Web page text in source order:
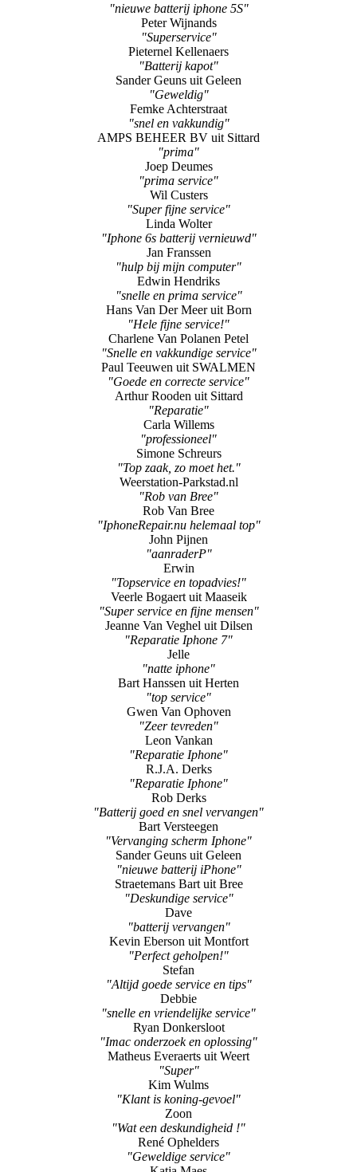
"nieuwe batterij iphone 5S"
Peter Wijnands
"Superservice"
Pieternel Kellenaers
"Batterij kapot"
Sander Geuns uit Geleen
"Geweldig"
Femke Achterstraat
"snel en vakkundig"
AMPS BEHEER BV uit Sittard
"prima"
Joep Deumes
"prima service"
Wil Custers
"Super fijne service"
Linda Wolter
"Iphone 6s batterij vernieuwd"
Jan Franssen
"hulp bij mijn computer"
Edwin Hendriks
"snelle en prima service"
Hans Van Der Meer uit Born
"Hele fijne service!"
Charlene Van Polanen Petel
"Snelle en vakkundige service"
Paul Teeuwen uit SWALMEN
"Goede en correcte service"
Arthur Rooden uit Sittard
"Reparatie"
Carla Willems
"professioneel"
Simone Schreurs
"Top zaak, zo moet het."
Weerstation-Parkstad.nl
"Rob van Bree"
Rob Van Bree
"IphoneRepair.nu helemaal top"
John Pijnen
"aanraderP"
Erwin
"Topservice en topadvies!"
Veerle Bogaert uit Maaseik
"Super service en fijne mensen"
Jeanne Van Veghel uit Dilsen
"Reparatie Iphone 7"
Jelle
"natte iphone"
Bart Hanssen uit Herten
"top service"
Gwen Van Ophoven
"Zeer tevreden"
Leon Vankan
"Reparatie Iphone"
R.J.A. Derks
"Reparatie Iphone"
Rob Derks
"Batterij goed en snel vervangen"
Bart Versteegen
"Vervanging scherm Iphone"
Sander Geuns uit Geleen
"nieuwe batterij iPhone"
Straetemans Bart uit Bree
"Deskundige service"
Dave
"batterij vervangen"
Kevin Eberson uit Montfort
"Perfect geholpen!"
Stefan
"Altijd goede service en tips"
Debbie
"snelle en vriendelijke service"
Ryan Donkersloot
"Imac onderzoek en oplossing"
Matheus Everaerts uit Weert
"Super"
Kim Wulms
"Klant is koning-gevoel"
Zoon
"Wat een deskundigheid !"
René Ophelders
"Geweldige service"